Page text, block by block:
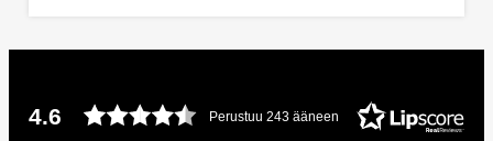
4.6 Perustuu 243 ääneen